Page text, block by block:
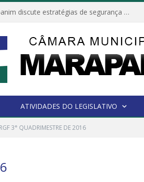
Câmara Municipal de Marapanim discute estratégias de segurança com autoridades e poder executivo
ATIVIDADES DO LEGISLATIVO
RGF 3° QUADRIMESTRE DE 2016